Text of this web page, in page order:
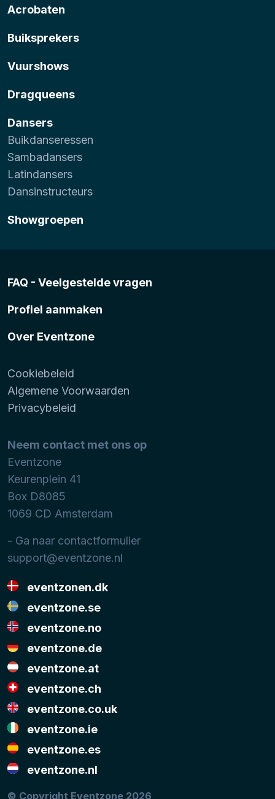
Acrobaten
Buiksprekers
Vuurshows
Dragqueens
Dansers
Buikdanseressen
Sambadansers
Latindansers
Dansinstructeurs
Showgroepen
FAQ - Veelgestelde vragen
Profiel aanmaken
Over Eventzone
Cookiebeleid
Algemene Voorwaarden
Privacybeleid
Neem contact met ons op
Eventzone
Keurenplein 41
Box D8085
1069 CD Amsterdam
- Ga naar contactformulier
support@eventzone.nl
eventzonen.dk
eventzone.se
eventzone.no
eventzone.de
eventzone.at
eventzone.ch
eventzone.co.uk
eventzone.ie
eventzone.es
eventzone.nl
© Copyright Eventzone 2026